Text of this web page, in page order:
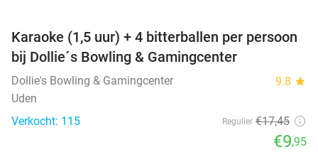
Karaoke (1,5 uur) + 4 bitterballen per persoon
bij Dollie´s Bowling & Gamingcenter
Dollie's Bowling & Gamingcenter 9.8 star
Uden
Verkocht: 115
Regulier €17,45
€9,95